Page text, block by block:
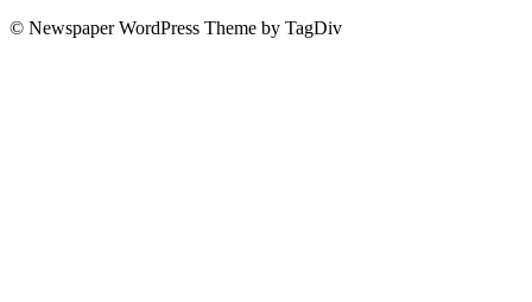
© Newspaper WordPress Theme by TagDiv